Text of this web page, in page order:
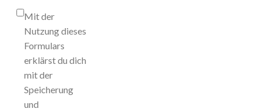
Mit der
Nutzung dieses
Formulars
erklärst du dich
mit der
Speicherung
und